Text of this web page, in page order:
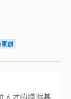
創
人才的職涯基